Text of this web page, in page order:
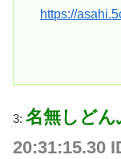
https://
3: 名無しどん
20:31:15.30